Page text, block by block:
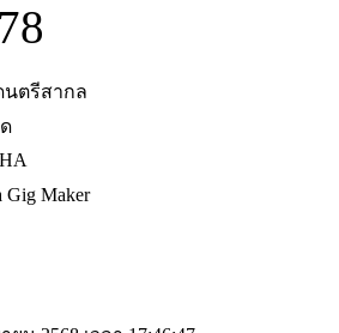
นตรีสากล
Gig Maker